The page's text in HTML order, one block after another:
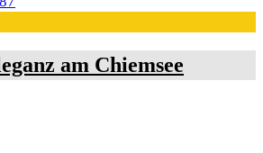
am Chiemsee